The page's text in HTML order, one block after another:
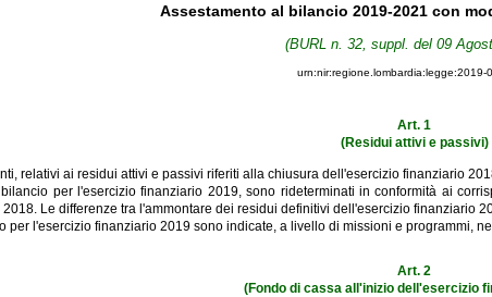
Assestamento al bilancio 2019-2021 con
(BURL n. 32, suppl. del 09
urn:nir:regione.lombardia:legge:2019-
Art. 1
(Residui attivi e passivi)
relativi ai residui attivi e passivi riferiti alla chiusura dell'esercizio finanziario
per l'esercizio finanziario 2019, sono rideterminati in conformità ai
Le differenze tra l'ammontare dei residui definitivi dell'esercizio finanziario
per l'esercizio finanziario 2019 sono indicate, a livello di missioni e programmi,
Art. 2
(Fondo di cassa all'inizio dell'esercizio